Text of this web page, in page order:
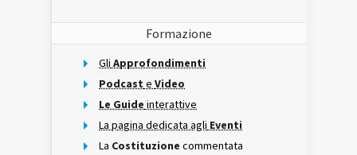
Formazione
Gli Approfondimenti
Podcast e Video
Le Guide interattive
La pagina dedicata agli Eventi
La Costituzione commentata